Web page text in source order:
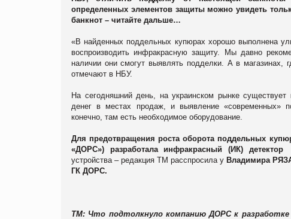
определенных элементов защиты можно увидеть
банкнот – читайте дальше…
«В найденных поддельных купюрах хорошо выполнена
воспроизводить инфракрасную защиту. Мы давно
наличии они смогут выявлять подделки. А в магазинах,
отмечают в НБУ.
На сегодняшний день, на украинском рынке
денег в местах продаж, и выявление «современных»
конечно, там есть необходимое оборудование.
Для предотвращения роста оборота поддельных
«ДОРС») разработала инфракрасный (ИК) детектор
устройства – редакция ТМ расспросила у Владимира
ГК ДОРС.
ТМ: Что подтолкнуло компанию ДОРС к